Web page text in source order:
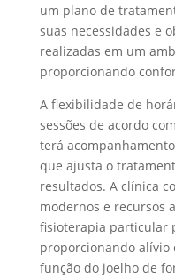
um plano de
suas necessidades e
realizadas em um
proporcionando
A flexibilidade de
sessões de acordo
terá
que ajusta o
resultados. A clínica
modernos e recursos
fisioterapia particular
proporcionando alívio
função do joelho de